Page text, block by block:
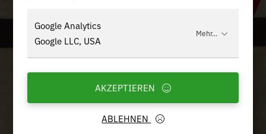
Google Analytics
Google LLC, USA
Mehr...
ABLEHNEN
AKZEPTIEREN